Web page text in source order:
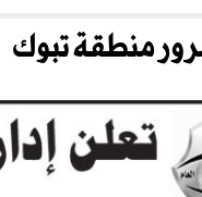
منطقة تبوك